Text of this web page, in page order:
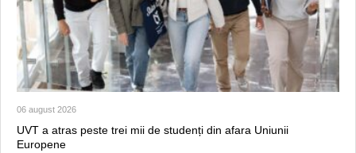
06 august 2026
UVT a atras peste trei mii de studenți din afara Uniunii
Europene